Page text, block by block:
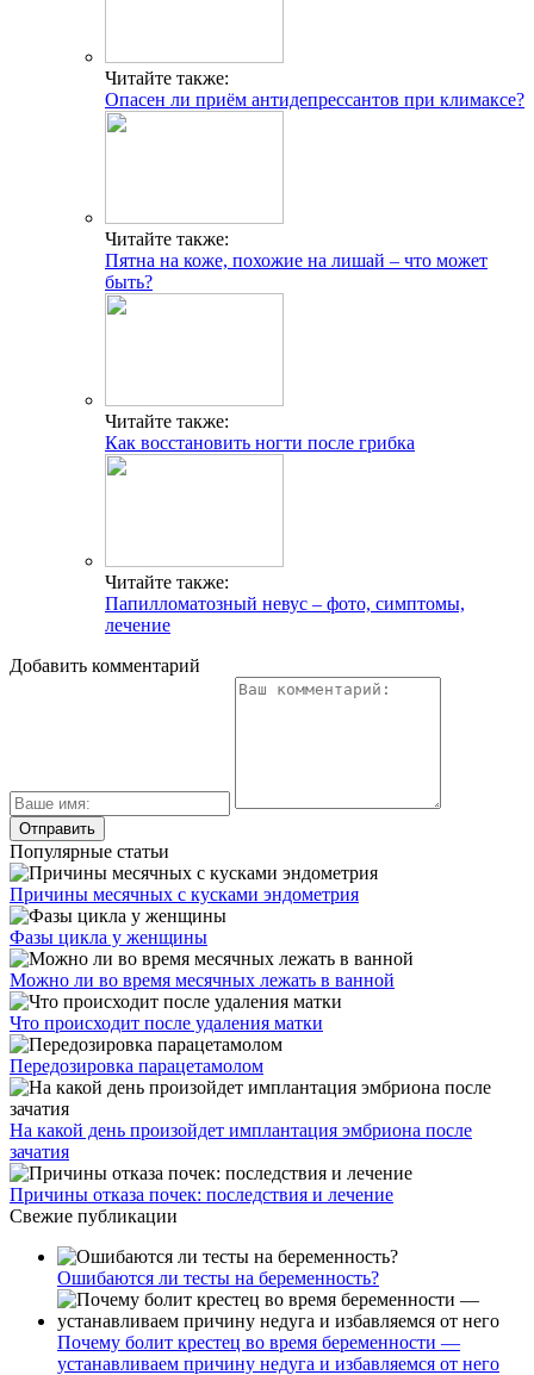
Читайте также:
Опасен ли приём антидепрессантов при климаксе?
Читайте также:
Пятна на коже, похожие на лишай – что может
быть?
Читайте также:
Как восстановить ногти после грибка
Читайте также:
Папилломатозный невус – фото, симптомы,
лечение
Добавить комментарий
Популярные статьи
Причины месячных с кусками эндометрия
Фазы цикла у женщины
Можно ли во время месячных лежать в ванной
Что происходит после удаления матки
Передозировка парацетамолом
На какой день произойдет имплантация эмбриона после
зачатия
Причины отказа почек: последствия и лечение
Свежие публикации
Ошибаются ли тесты на беременность?
Почему болит крестец во время беременности —
устанавливаем причину недуга и избавляемся от него